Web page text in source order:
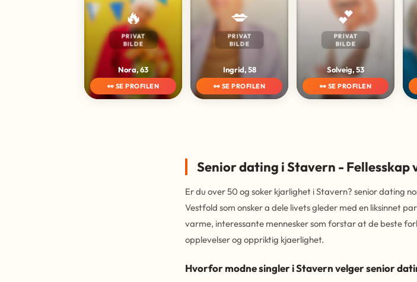
🔥
PRIVAT
BILDE
Nora, 63
👀 SE PROFILEN
💋
PRIVAT
BILDE
Ingrid, 58
👀 SE PROFILEN
💕
PRIVAT
BILDE
Solveig, 53
👀 SE PROFILEN
Senior dating i Stavern - Fellesskap
Er du over 50 og soker kjarlighet i Stavern? senior dating
Vestfold som onsker a dele livets gleder med en liksinnet
varme, interessante mennesker som forstar at de beste
opplevelser og oppriktig kjaerlighet.
Hvorfor modne singler i Stavern velger senior